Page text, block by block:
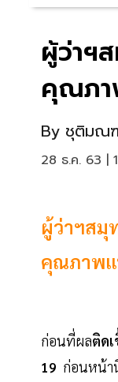
ผู้ว่าฯ
คุณภ
By ชุติมณ
28 ธ.ค. 63 |
ผู้ว่าฯสมุ
คุณภาพแ
ก่อนที่ผลติด
19 ก่อนหน้า